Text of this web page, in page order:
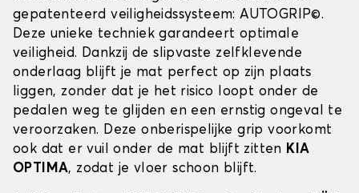
gepatenteerd veiligheidssysteem: AUTOGRIP©.
Deze unieke techniek garandeert optimale
veiligheid. Dankzij de slipvaste zelfklevende
onderlaag blijft je mat perfect op zijn plaats
liggen, zonder dat je het risico loopt onder de
pedalen weg te glijden en een ernstig ongeval te
veroorzaken. Deze onberispelijke grip voorkomt
ook dat er vuil onder de mat blijft zitten KIA
OPTIMA, zodat je vloer schoon blijft.